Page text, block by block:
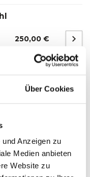
Über Cookies
Anzeigen zu
Medien anbieten
Website zu
250,00 €
op